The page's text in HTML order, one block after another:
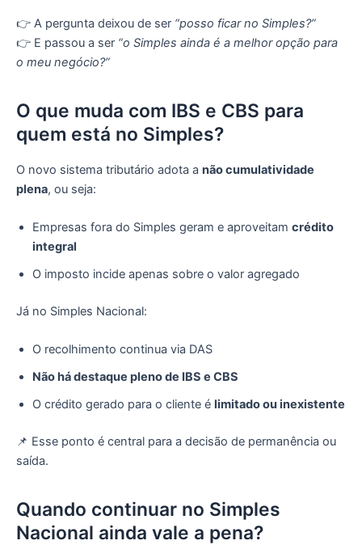
👉 A pergunta deixou de ser “posso ficar no Simples?”
👉 E passou a ser “o Simples ainda é a melhor opção para
o meu negócio?”
O que muda com IBS e CBS para
quem está no Simples?
O novo sistema tributário adota a não cumulatividade
plena, ou seja:
Empresas fora do Simples geram e aproveitam crédito
integral
O imposto incide apenas sobre o valor agregado
Já no Simples Nacional:
O recolhimento continua via DAS
Não há destaque pleno de IBS e CBS
O crédito gerado para o cliente é limitado ou inexistente
📌 Esse ponto é central para a decisão de permanência ou
saída.
Quando continuar no Simples
Nacional ainda vale a pena?